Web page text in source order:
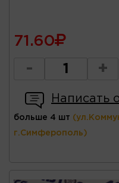
71.60
- +
Написать
больше 4 шт
г.Симферополь)